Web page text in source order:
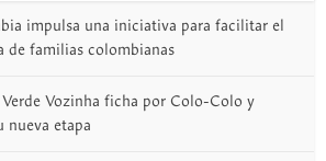
impulsa una iniciativa para facilitar el
de familias colombianas
Vozinha ficha por Colo-Colo y
nueva etapa